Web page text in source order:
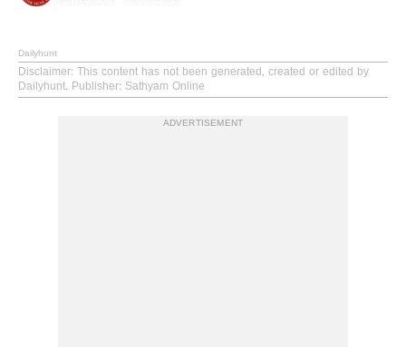
Dailyhunt
Disclaimer: This content has not been generated, created or edited by
Dailyhunt. Publisher: Sathyam Online
ADVERTISEMENT